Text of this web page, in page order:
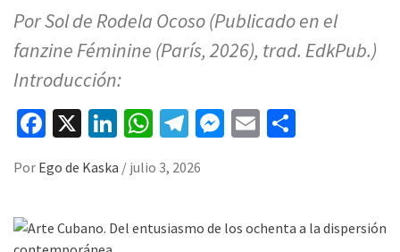
Por Sol de Rodela Ocoso (Publicado en el
fanzine Féminine (París, 2026), trad. EdkPub.)
Introducción:
Facebook
X LinkedIn
WhatsApp
Telegram
Messenger
Email
Por Ego de Kaska / julio 3, 2026